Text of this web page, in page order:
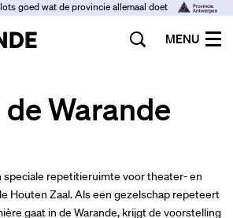
goed wat de provincie allemaal doet
MENU
Warande
speciale repetitieruimte voor theater- en
Houten Zaal. Als een gezelschap repeteert
gaat in de Warande, krijgt de voorstelling